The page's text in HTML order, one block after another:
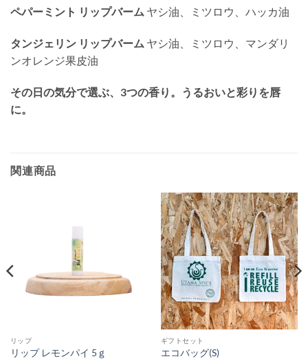
ペパーミント リップバーム ヤシ油、ミツロウ、ハッカ油
タンジェリン リップバーム ヤシ油、ミツロウ、マンダリ
ンオレンジ果皮油
その日の気分で選ぶ、3つの香り。うるおいと彩りを唇
に。
関連商品
リップ
リップ レモンパイ 5ｇ
ギフトセット
エコバッグ(S)